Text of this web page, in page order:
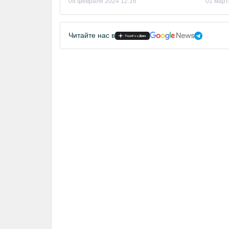
Читайте нас в